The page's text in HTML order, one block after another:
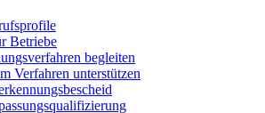
Betriebe
begleiten
Verfahren unterstützen